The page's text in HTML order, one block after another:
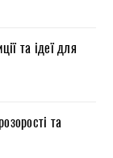
та ідеї для
та